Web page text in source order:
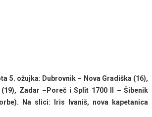
5. ožujka: Dubrovnik – Nova Gradiška (16),
Zadar –Poreč i Split 1700 II – Šibenik
Na slici: Iris Ivaniš, nova kapetanica